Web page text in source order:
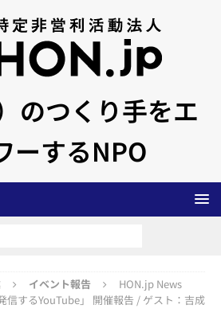
のつくり手をエ
ーするNPO
イベント報告
HON.jp News
信するYouTube」 開催報告 / ゲスト：吉成